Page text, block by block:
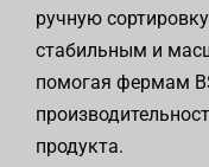
ручную
стабильным и
помогая фермам
продукта.